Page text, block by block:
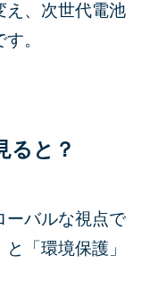
え、次世代電池
。
ると？
ーバルな視点で
「環境保護」